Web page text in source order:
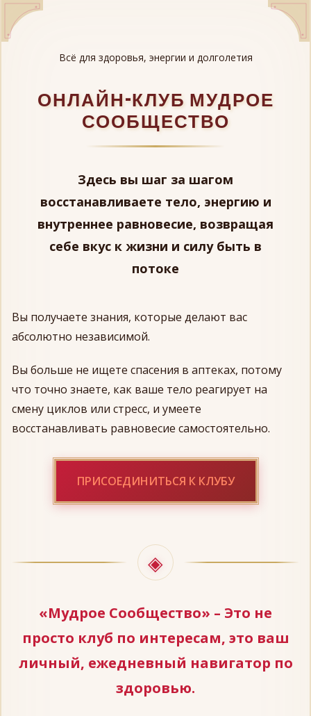
Всё для здоровья, энергии и долголетия
ОНЛАЙН-КЛУБ МУДРОЕ
СООБЩЕСТВО
Здесь вы шаг за шагом
восстанавливаете тело, энергию и
внутреннее равновесие, возвращая
себе вкус к жизни и силу быть в
потоке
Вы получаете знания, которые делают вас
абсолютно независимой.
Вы больше не ищете спасения в аптеках, потому
что точно знаете, как ваше тело реагирует на
смену циклов или стресс, и умеете
восстанавливать равновесие самостоятельно.
ПРИСОЕДИНИТЬСЯ К КЛУБУ
«Мудрое Сообщество» – Это не
просто клуб по интересам, это ваш
личный, ежедневный навигатор по
здоровью.